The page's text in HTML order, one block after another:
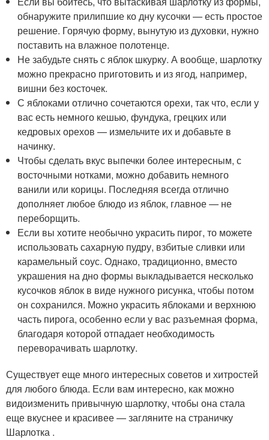
обнаружите прилипшие ко дну кусочки — есть простое
решение. Горячую форму, вынутую из духовки, нужно
поставить на влажное полотенце.
Не забудьте снять с яблок шкурку. А вообще, шарлотку
можно прекрасно приготовить и из ягод, например,
вишни без косточек.
С яблоками отлично сочетаются орехи, так что, если у
вас есть немного кешью, фундука, грецких или
кедровых орехов — измельчите их и добавьте в
начинку.
Чтобы сделать вкус выпечки более интересным, с
восточными нотками, можно добавить немного
ванили или корицы. Последняя всегда отлично
дополняет любое блюдо из яблок, главное — не
переборщить.
Если вы хотите необычно украсить пирог, то можете
использовать сахарную пудру, взбитые сливки или
карамельный соус. Однако, традиционно, вместо
украшения на дно формы выкладывается несколько
кусочков яблок в виде нужного рисунка, чтобы потом
он сохранился. Можно украсить яблоками и верхнюю
часть пирога, особенно если у вас разъемная форма,
благодаря которой отпадает необходимость
переворачивать шарлотку.
Существует еще много интересных советов и хитростей
для любого блюда. Если вам интересно, как можно
видоизменить привычную шарлотку, чтобы она стала
еще вкуснее и красивее — загляните на страничку
Шарлотка .